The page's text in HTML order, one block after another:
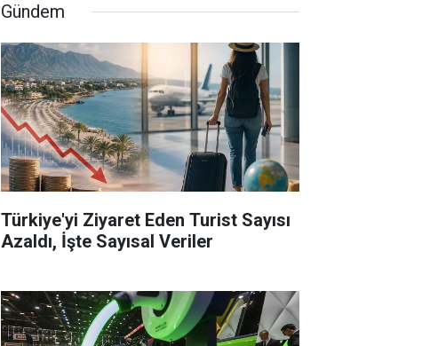
Gündem
Türkiye'yi Ziyaret Eden Turist Sayısı
Azaldı, İşte Sayısal Veriler